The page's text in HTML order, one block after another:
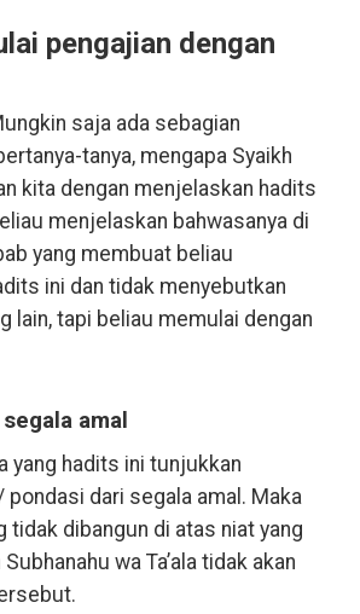
pengajian dengan
saja ada sebagian
tanya, mengapa Syaikh
kita dengan menjelaskan hadits
menjelaskan bahwasanya di
yang membuat beliau
ini dan tidak menyebutkan
lain, tapi beliau memulai dengan
amal
yang hadits ini tunjukkan
dari segala amal. Maka
tidak dibangun di atas niat yang
wa Ta’ala tidak akan